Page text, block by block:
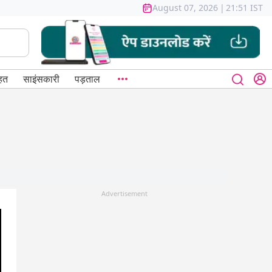
August 07, 2026 | 21:51 IST
साइंसकारी पड़ताल
Advertisement